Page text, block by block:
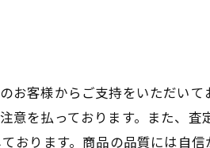
お客様からご支持をいただいて
意を払っております。また、査
ります。商品の品質には自信